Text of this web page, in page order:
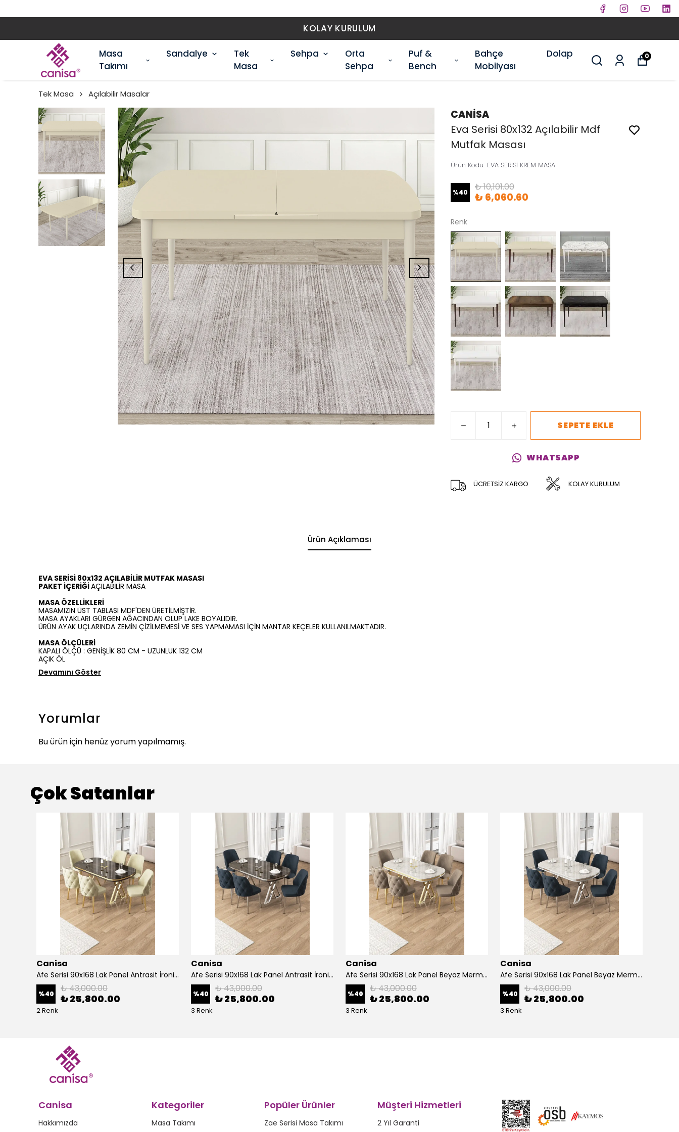
Masa
Takımı
Sandalye
Tek
Masa
Sehpa
Orta
Sehpa
Puf &
Bench
Bahçe
Mobilyası
Dolap 0
Tek Masa Açılabilir Masalar
CANİSA
Eva Serisi 80x132 Açılabilir Mdf
Mutfak Masası
Ürün Kodu: EVA SERİSİ KREM MASA
%40 ₺ 10,101.00
₺ 6,060.60
Renk
SEPETE EKLE
WHATSAPP
ÜCRETSİZ KARGO KOLAY KURULUM
Ürün Açıklaması
EVA SERİSİ 80x132 AÇILABİLİR MUTFAK MASASI
PAKET İÇERİĞİAÇILABİLİR MASA
MASA ÖZELLİKLERİ
MASAMIZIN ÜST TABLASI MDF'DEN ÜRETİLMİŞTİR.
MASA AYAKLARI GÜRGEN AĞACINDAN OLUP LAKE BOYALIDIR.
ÜRÜN AYAK UÇLARINDA ZEMİN ÇİZİLMEMESİ VE SES YAPMAMASI İÇİN MANTAR KEÇELER KULLANILMAKTADIR.
MASA ÖLÇÜLERİ
KAPALI ÖLÇÜ : GENİŞLİK 80 CM - UZUNLUK 132 CM
AÇIK ÖL
Devamını Göster
Yorumlar
Bu ürün için henüz yorum yapılmamış.
Çok Satanlar
Canisa
Afe Serisi 90x168 Lak Panel Antrasit İroni Masa ve 6 Sandalye Gold Kaplama Ayak
%40 ₺ 43,000.00
₺ 25,800.00
2 Renk
Canisa
Afe Serisi 90x168 Lak Panel Antrasit İroni Masa ve 6 Sandalye Krom Kaplama Ayak
%40 ₺ 43,000.00
₺ 25,800.00
3 Renk
Canisa
Afe Serisi 90x168 Lak Panel Beyaz Mermer Desen Masa ve 6 Sandalye Gold Kaplama Ayak
%40 ₺ 43,000.00
₺ 25,800.00
3 Renk
Canisa
Afe Serisi 90x168 Lak Panel Beyaz Mermer Desen Masa ve 6 Sandalye Krom Kaplama Ayak
%40 ₺ 43,000.00
₺ 25,800.00
3 Renk
Canisa
Hakkımızda
Kategoriler
Masa Takımı
Popüler Ürünler
Zae Serisi Masa Takımı
Müşteri Hizmetleri
2 Yıl Garanti